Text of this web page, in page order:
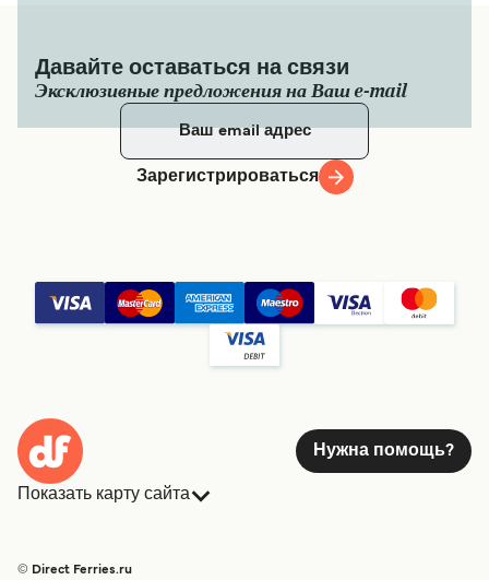
Давайте оставаться на связи
Эксклюзивные предложения на Ваш e-mail
Зарегистрироваться
Нужна помощь?
Показать карту сайта
Страны
© Direct Ferries.ru